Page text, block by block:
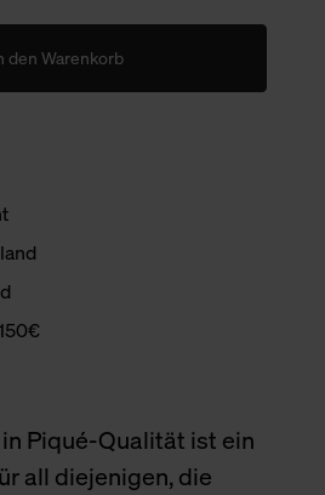
den Warenkorb
Piqué-Qualität ist ein
all diejenigen, die